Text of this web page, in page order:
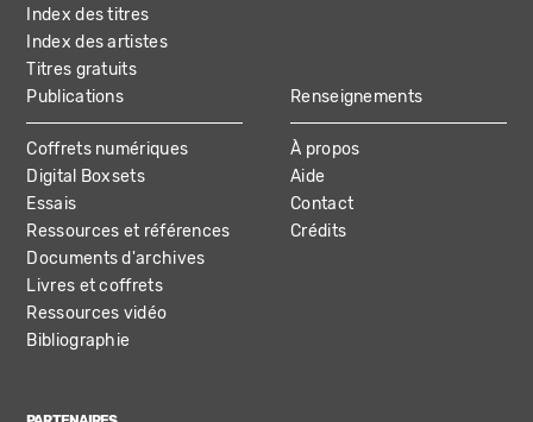
Index des titres
Index des artistes
Titres gratuits
Publications
Coffrets numériques
Digital Boxsets
Essais
Ressources et références
Documents d'archives
Livres et coffrets
Ressources vidéo
Bibliographie
Renseignements
À propos
Aide
Contact
Crédits